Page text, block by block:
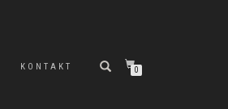
KONTAKT 0